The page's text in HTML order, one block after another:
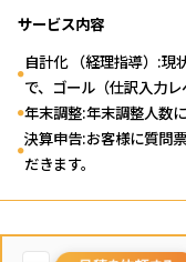
サービス内容
自計化 （経理指導）:現
で、ゴール（仕訳入力
年末調整:年末調整人数
決算申告:お客様に質問
だきます。